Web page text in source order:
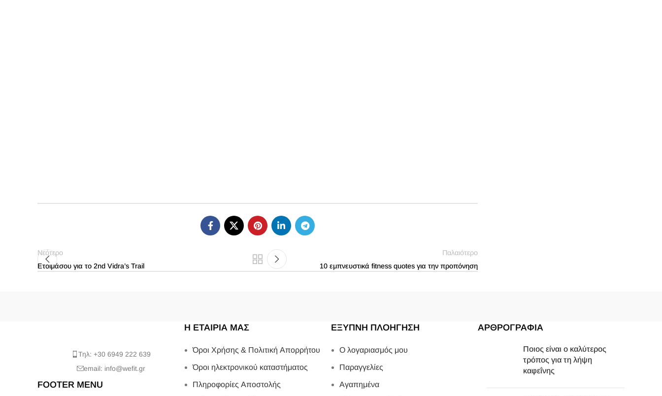
Νεότερο
Ετοιμάσου για το 2nd Vidra’s Trail
Παλαιότερο
10 εμπνευστικά fitness quotes για την προπόνηση
Τηλ: +30 6949 222 639
email: info@wefit.gr
FOOTER MENU
Η ΕΤΑΙΡΙΑ ΜΑΣ
Όροι Χρήσης & Πολιτική Απορρήτου
Όροι ηλεκτρονικού καταστήματος
Πληροφορίες Αποστολής
ΕΞΥΠΝΗ ΠΛΟΗΓΗΣΗ
Ο λογαριασμός μου
Παραγγελίες
Αγαπημένα
ΑΡΘΡΟΓΡΑΦΙΑ
Ποιος είναι ο καλύτερος
τρόπος για τη λήψη
καφεΐνης